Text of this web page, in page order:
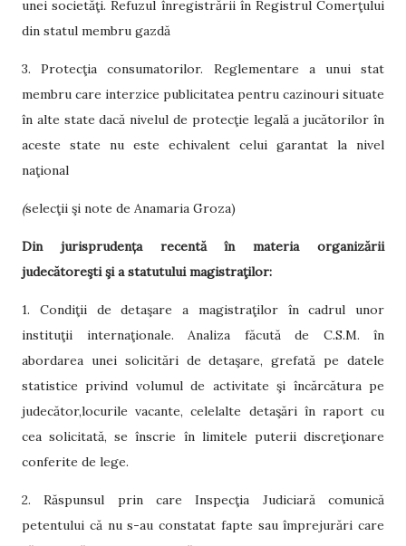
unei societăţi. Refuzul înregistrării în Registrul Comerţului
din statul membru gazdă
3. Protecţia consumatorilor. Reglementare a unui stat
membru care interzice publicitatea pentru cazinouri situate
în alte state dacă nivelul de protecţie legală a jucătorilor în
aceste state nu este echivalent celui garantat la nivel
naţional
(selecţii şi note de Anamaria Groza)
Din jurisprudența recentă în materia organizării
judecătoreşti şi a statutului magistraţilor:
1. Condiţii de detaşare a magistraţilor în cadrul unor
instituţii internaţionale. Analiza făcută de C.S.M. în
abordarea unei solicitări de detaşare, grefată pe datele
statistice privind volumul de activitate şi încărcătura pe
judecător,locurile vacante, celelalte detaşări în raport cu
cea solicitată, se înscrie în limitele puterii discreţionare
conferite de lege.
2. Răspunsul prin care Inspecţia Judiciară comunică
petentului că nu s-au constatat fapte sau împrejurări care